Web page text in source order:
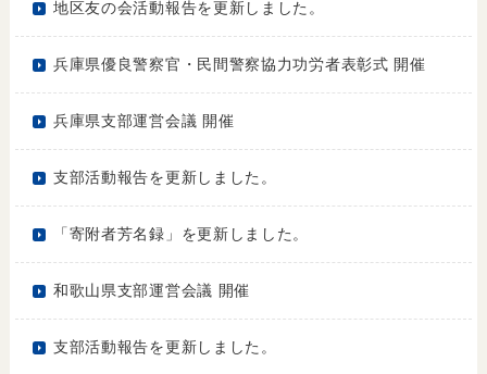
地区友の会活動報告を更新しました。
兵庫県優良警察官・民間警察協力功労者表彰式 開催
兵庫県支部運営会議 開催
支部活動報告を更新しました。
「寄附者芳名録」を更新しました。
和歌山県支部運営会議 開催
支部活動報告を更新しました。